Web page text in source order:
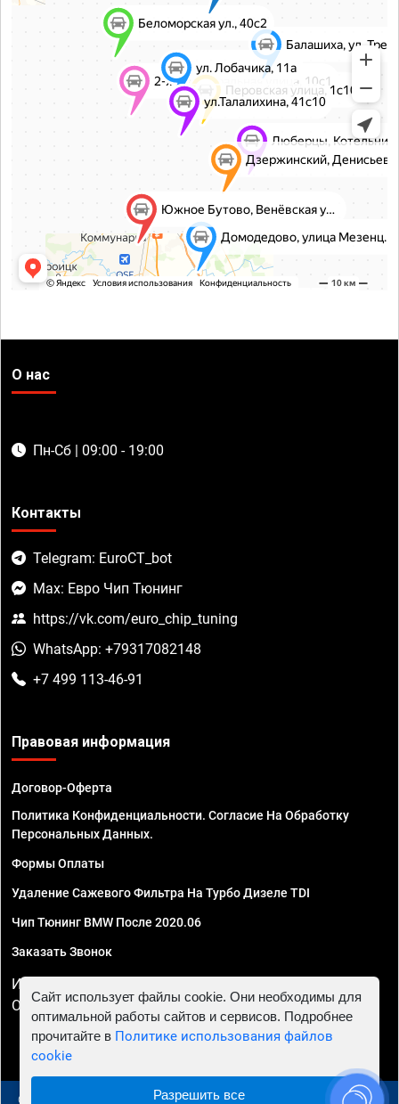
О нас
Пн-Сб | 09:00 - 19:00
Контакты
Telegram: EuroCT_bot
Max: Евро Чип Тюнинг
https://vk.com/euro_chip_tuning
WhatsApp: +79317082148
+7 499 113-46-91
Правовая информация
Договор-Оферта
Политика Конфиденциальности. Согласие На Обработку
Персональных Данных.
Формы Оплаты
Удаление Сажевого Фильтра На Турбо Дизеле TDI
Чип Тюнинг BMW После 2020.06
Заказать Звонок
ИП Смирнов Георгий Павлович. ИНН 781302555843,
ОГРНИП 324470400032610
© 2010 - 2026 Чип тюнинг в Москве и МО - Автосервис
Сайт использует файлы cookie. Они необходимы для
оптимальной работы сайтов и сервисов. Подробнее
прочитайте в Политике использования файлов
cookie
Разрешить все